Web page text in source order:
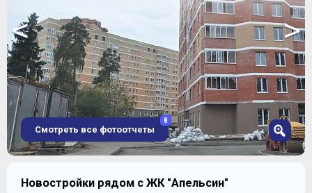
< >
2
Смотреть все фотоотчеты
8
Новостройки рядом с ЖК "Апельсин"